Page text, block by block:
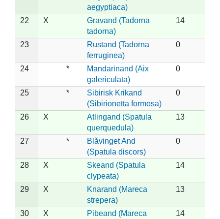
aegyptiaca)
22 X
Gravand (Tadorna
tadorna)
14
23
Rustand (Tadorna
ferruginea)
0
24 *
Mandarinand (Aix
galericulata)
0
25 *
Sibirisk Krikand
(Sibirionetta formosa)
0
26 X
Atlingand (Spatula
querquedula)
13
27 *
Blåvinget And
(Spatula discors)
0
28 X
Skeand (Spatula
clypeata)
14
29 X
Knarand (Mareca
strepera)
13
30 X
Pibeand (Mareca
14